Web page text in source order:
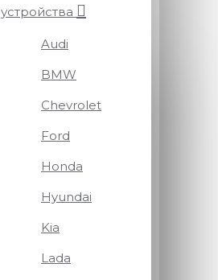
устройства
Audi
BMW
Chevrolet
Ford
Honda
Hyundai
Kia
Lada